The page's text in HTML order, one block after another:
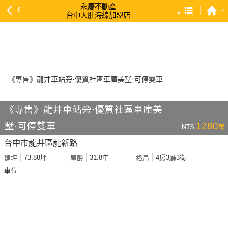
永慶不動產
台中大肚海線加盟店
依降幅 高 → 低
依土地坪數 大 → 小
《專售》龍井車站旁·優質社區車庫美
墅·可停雙車
NT$ 1280萬
台中市龍井區龍新路
建坪 73.88坪 屋齡 31.8年 格局
4房3廳3衛
車位